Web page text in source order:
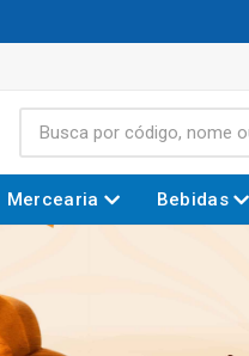
Mercearia Bebidas